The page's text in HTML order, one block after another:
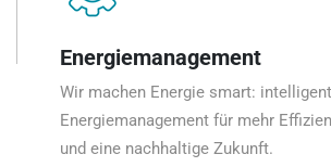
Energiemanagement
Wir machen Energie smart:
Energiemanagement für mehr
und eine nachhaltige Zukunft.